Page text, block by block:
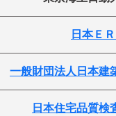
日本Ｅ
一般財団法人日本建
日本住宅品質検